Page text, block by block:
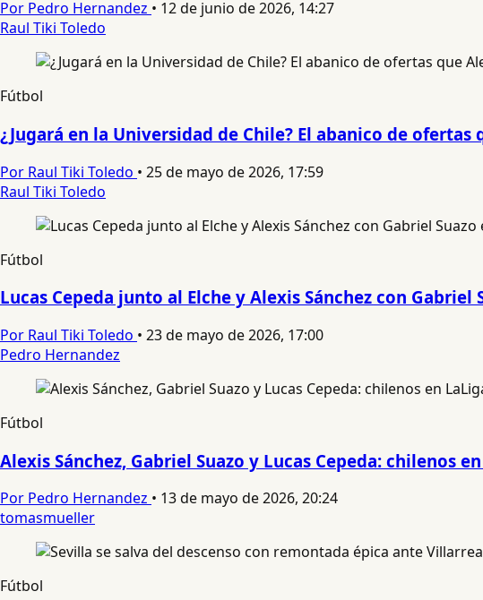
Por Pedro Hernandez • 12 de junio de 2026, 14:27
Raul Tiki Toledo
Fútbol
¿Jugará en la Universidad de Chile? El abanico de
Por Raul Tiki Toledo • 25 de mayo de 2026, 17:59
Raul Tiki Toledo
Fútbol
Lucas Cepeda junto al Elche y Alexis Sánchez con Gabriel
Por Raul Tiki Toledo • 23 de mayo de 2026, 17:00
Pedro Hernandez
Fútbol
Alexis Sánchez, Gabriel Suazo y Lucas Cepeda: chilenos
Por Pedro Hernandez • 13 de mayo de 2026, 20:24
tomasmueller
Fútbol